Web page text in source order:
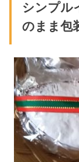
シンプル
のまま包